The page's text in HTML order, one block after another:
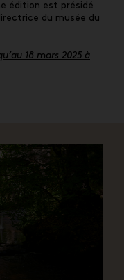
édition est présidé
du musée du
18 mars 2025 à